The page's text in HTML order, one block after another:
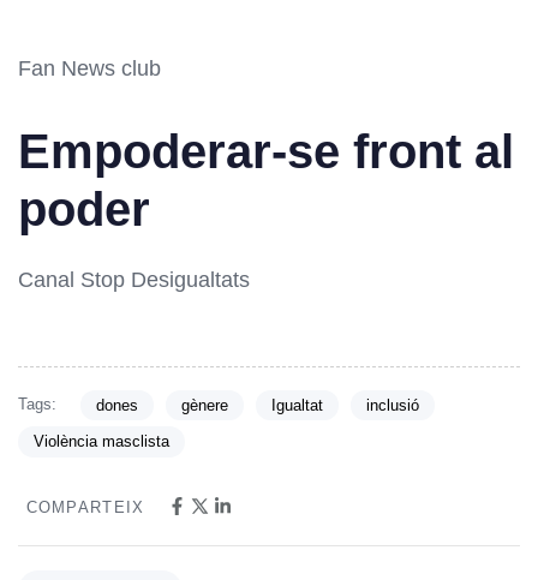
Fan News club
Empoderar-se front al
poder
Canal Stop Desigualtats
Tags: dones gènere Igualtat inclusió
Violència masclista
COMPARTEIX